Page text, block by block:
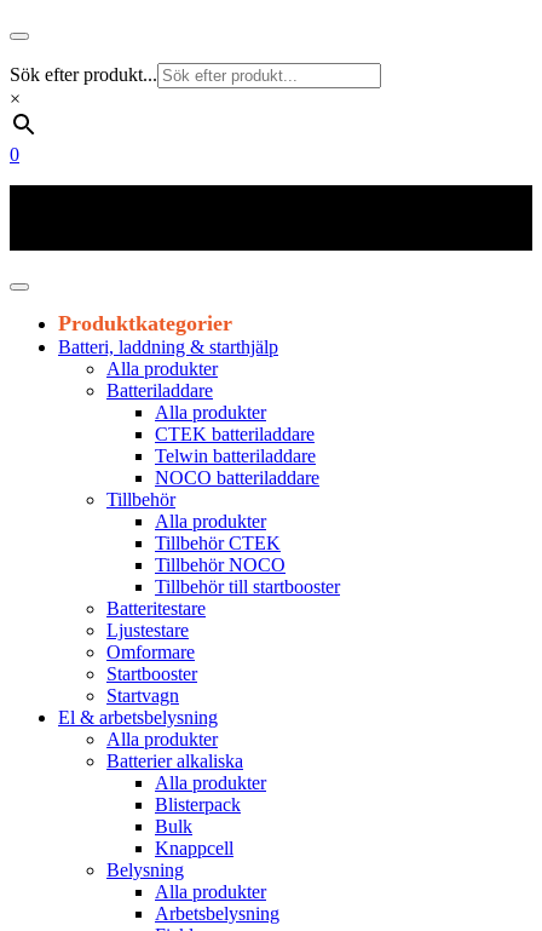
Sök efter produkt...
×
0
Produktkategorier
Batteri, laddning & starthjälp
Alla produkter
Batteriladdare
Alla produkter
CTEK batteriladdare
Telwin batteriladdare
NOCO batteriladdare
Tillbehör
Alla produkter
Tillbehör CTEK
Tillbehör NOCO
Tillbehör till startbooster
Batteritestare
Ljustestare
Omformare
Startbooster
Startvagn
El & arbetsbelysning
Alla produkter
Batterier alkaliska
Alla produkter
Blisterpack
Bulk
Knappcell
Belysning
Alla produkter
Arbetsbelysning